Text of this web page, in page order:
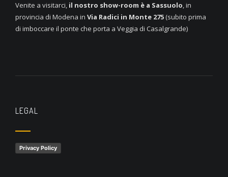
Venite a visitarci, il nostro show-room è a Sassuolo, in
provincia di Modena in Via Radici in Monte 275 (subito prima
di imboccare il ponte che porta a Veggia di Casalgrande)
LEGAL
Privacy Policy